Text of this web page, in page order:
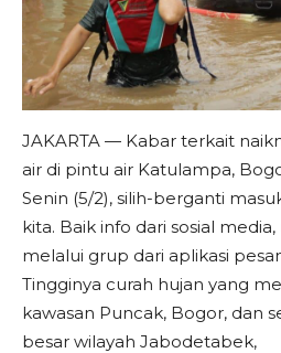
JAKARTA — Kabar terkait
air di pintu air Katulampa,
Senin (5/2), silih-berganti
kita. Baik info dari sosial
melalui grup dari aplikasi
Tingginya curah hujan yang
kawasan Puncak, Bogor, dan
besar wilayah Jabodetabek,